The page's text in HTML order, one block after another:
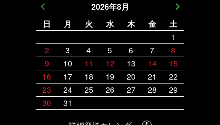
2026年8月
日
月 火 水 木 金
土
1
2
3 4 5 6 7
8
9
10 11 12 13 14
15
16
17 18 19 20 21
22
23
24 25 26 27 28
29
30
31